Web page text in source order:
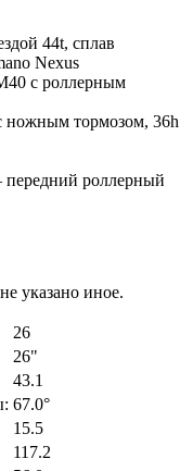
44t, сплав
Nexus
с роллерным
ножным тормозом, 36h
роллерный
указано иное.
26
26"
43.1
67.0°
15.5
117.2